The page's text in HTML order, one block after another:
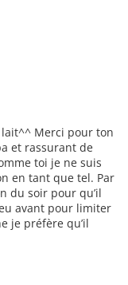
lait^^ Merci pour ton
et rassurant de
toi je ne suis
en tant que tel. Par
du soir pour qu’il
avant pour limiter
je préfère qu’il